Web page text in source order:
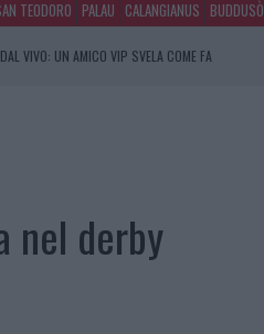
TEODORO PALAU CALANGIANUS BUDDUSÒ
VIVO: UN AMICO VIP SVELA COME FA
nel derby